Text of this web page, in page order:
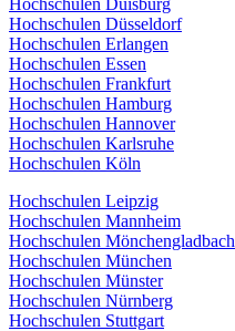
Hochschulen Düsseldorf
Hochschulen Erlangen
Hochschulen Essen
Hochschulen Frankfurt
Hochschulen Hamburg
Hochschulen Hannover
Hochschulen Karlsruhe
Hochschulen Köln
Hochschulen Leipzig
Hochschulen Mannheim
Hochschulen Mönchengladbach
Hochschulen München
Hochschulen Münster
Hochschulen Nürnberg
Hochschulen Stuttgart